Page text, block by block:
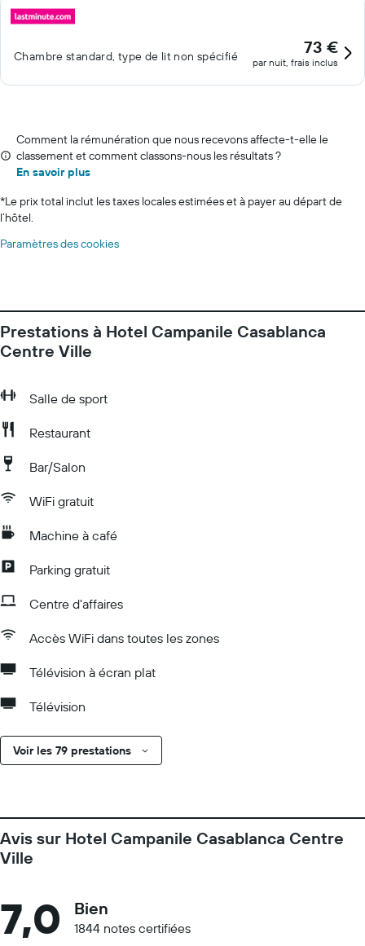
Chambre standard, type de lit non spécifié 73 €
par nuit, frais inclus
Comment la rémunération que nous recevons affecte-t-elle le
classement et comment classons-nous les résultats ?
En savoir plus
*Le prix total inclut les taxes locales estimées et à payer au départ de
l’hôtel.
Paramètres des cookies
Prestations à Hotel Campanile Casablanca
Centre Ville
Salle de sport
Restaurant
Bar/Salon
WiFi gratuit
Machine à café
Parking gratuit
Centre d'affaires
Accès WiFi dans toutes les zones
Télévision à écran plat
Télévision
Voir les 79 prestations
Avis sur Hotel Campanile Casablanca Centre
Ville
7,0 Bien
1844 notes certifiées